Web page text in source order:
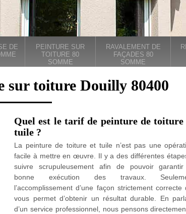
DE
PEINTURE SUR
TOITURE 80
SOMME
RAVALEMENT DE
FAÇADES 80
SOMME
sur toiture Douilly 80400
Quel est le tarif de peinture de toiture
tuile ?
La peinture de toiture et tuile n’est pas une
facile à mettre en œuvre. Il y a des différentes
suivre scrupuleusement afin de pouvoir
bonne exécution des travaux.
l’accomplissement d’une façon strictement correcte
vous permet d’obtenir un résultat durable. En
d’un service professionnel, nous pensons